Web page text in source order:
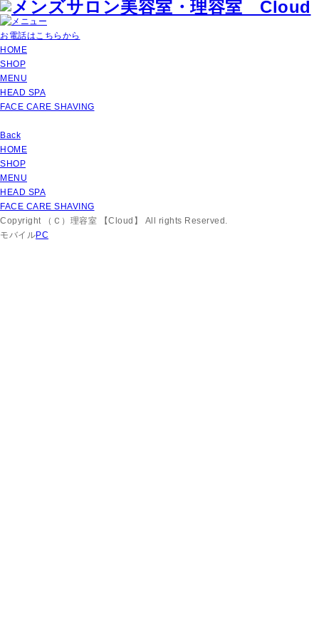
お電話はこちらから
HOME
SHOP
MENU
HEAD SPA
FACE CARE SHAVING
Back
HOME
SHOP
MENU
HEAD SPA
FACE CARE SHAVING
Copyright （Ｃ）理容室 【Cloud】 All rights Reserved.
モバイルPC